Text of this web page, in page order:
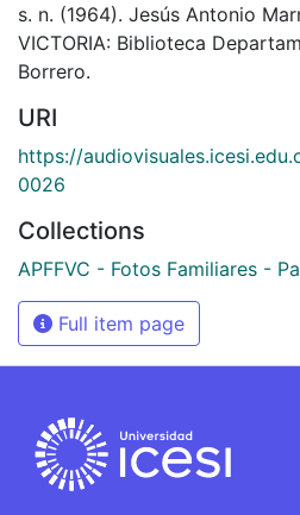
s. n. (1964). Jesús Antonio
VICTORIA: Biblioteca
Borrero.
URI
https://
0026
Collections
APFFVC - Fotos Familiares -
Full item page